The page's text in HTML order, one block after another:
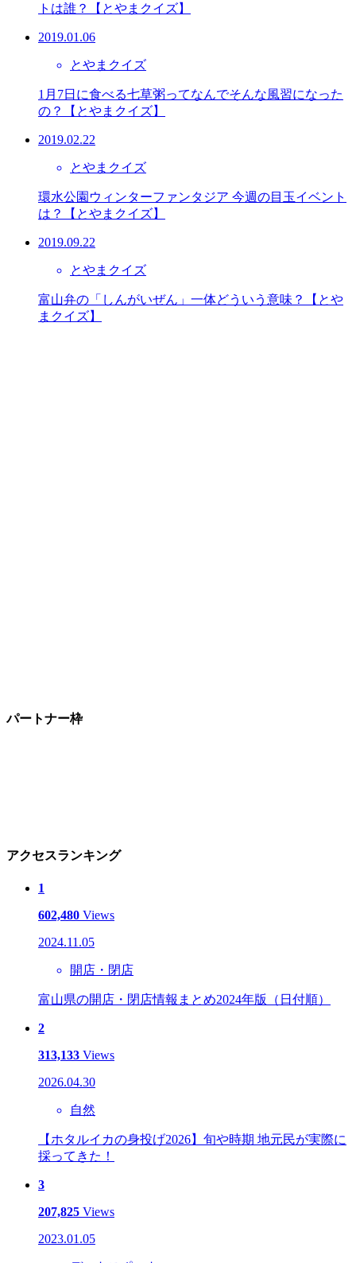
トは誰？【とやまクイズ】
2019.01.06
とやまクイズ
1月7日に食べる七草粥ってなんでそんな風習になった
の？【とやまクイズ】
2019.02.22
とやまクイズ
環水公園ウィンターファンタジア 今週の目玉イベント
は？【とやまクイズ】
2019.09.22
とやまクイズ
富山弁の「しんがいぜん」一体どういう意味？【とや
まクイズ】
パートナー枠
アクセスランキング
1
602,480 Views
2024.11.05
開店・閉店
富山県の開店・閉店情報まとめ2024年版（日付順）
2
313,133 Views
2026.04.30
自然
【ホタルイカの身投げ2026】旬や時期 地元民が実際に
採ってきた！
3
207,825 Views
2023.01.05